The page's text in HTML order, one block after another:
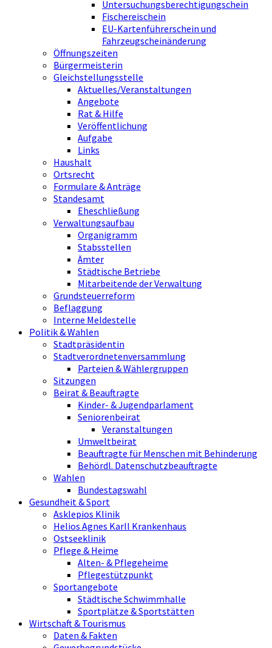
Untersuchungsberechtigungschein
Fischereischein
EU-Kartenführerschein und
Fahrzeugscheinänderung
Öffnungszeiten
Bürgermeisterin
Gleichstellungsstelle
Aktuelles/Veranstaltungen
Angebote
Rat & Hilfe
Veröffentlichung
Aufgabe
Links
Haushalt
Ortsrecht
Formulare & Anträge
Standesamt
Eheschließung
Verwaltungsaufbau
Organigramm
Stabsstellen
Ämter
Städtische Betriebe
Mitarbeitende der Verwaltung
Grundsteuerreform
Beflaggung
Interne Meldestelle
Politik & Wahlen
Stadtpräsidentin
Stadtverordnetenversammlung
Parteien & Wählergruppen
Sitzungen
Beirat & Beauftragte
Kinder- & Jugendparlament
Seniorenbeirat
Veranstaltungen
Umweltbeirat
Beauftragte für Menschen mit Behinderung
Behördl. Datenschutzbeauftragte
Wahlen
Bundestagswahl
Gesundheit & Sport
Asklepios Klinik
Helios Agnes Karll Krankenhaus
Ostseeklinik
Pflege & Heime
Alten- & Pflegeheime
Pflegestützpunkt
Sportangebote
Städtische Schwimmhalle
Sportplätze & Sportstätten
Wirtschaft & Tourismus
Daten & Fakten